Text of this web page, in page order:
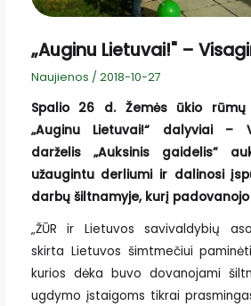
„Auginu Lietuvai!" –
Naujienos / 2018-10-27
Spalio 26 d. Žemės ūkio rūmų
„Auginu Lietuvai!“ dalyviai –
darželis „Auksinis gaidelis”
užaugintu derliumi ir dalinosi
darbų šiltnamyje, kurį padovanojo
„ŽŪR ir Lietuvos savivaldybių
skirta Lietuvos šimtmečiui
kurios dėka buvo dovanojami
ugdymo įstaigoms tikrai